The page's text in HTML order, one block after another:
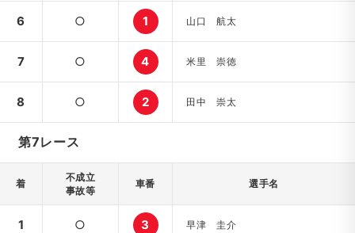
6 ○ 1 山口 航太
7 ○ 4 米里 崇徳
8 ○ 2 田中 崇太
第7レース
着
不成立
事故等
車番 選手名
1 ○ 3 早津 圭介